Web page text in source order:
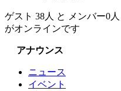
ゲスト 38人 と メンバー0人
がオンラインです
アナウンス
ニュース
イベント